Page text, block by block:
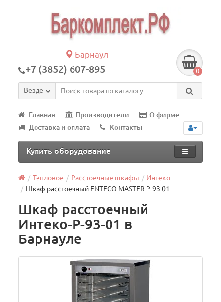
Барнаул
+7 (3852) 607-895 0
Везде
Главная Производители
О фирме
Доставка и оплата
Контакты
Купить оборудование
Тепловое Расстоечные шкафы
Интеко
Шкаф расстоечный ENTECO MASTER Р-93 01
Шкаф расстоечный
Интеко-Р-93-01 в
Барнауле